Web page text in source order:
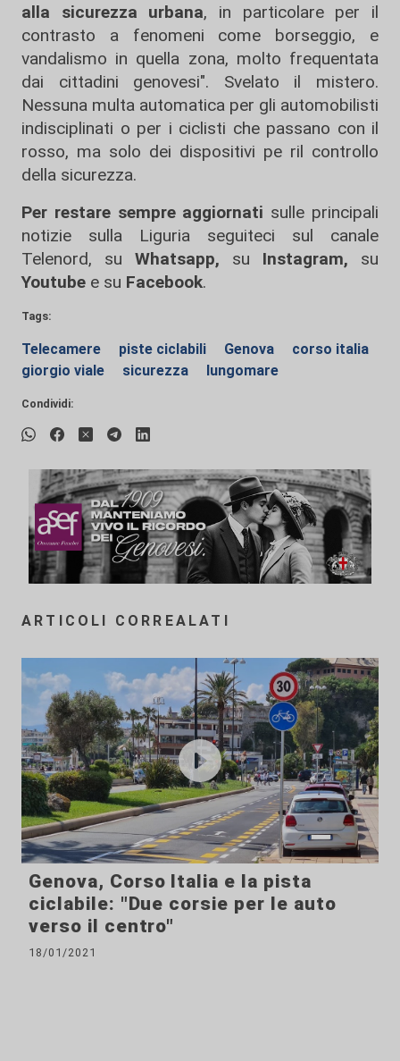
alla sicurezza urbana, in particolare per il
contrasto a fenomeni come borseggio, e
vandalismo in quella zona, molto frequentata
dai cittadini genovesi". Svelato il mistero.
Nessuna multa automatica per gli automobilisti
indisciplinati o per i ciclisti che passano con il
rosso, ma solo dei dispositivi pe ril controllo
della sicurezza.
Per restare sempre aggiornati sulle principali
notizie sulla Liguria seguiteci sul canale
Telenord, su
Whatsapp, su Instagram, su
Youtube e su Facebook.
Tags:
Telecamere piste ciclabili Genova
corso italia
giorgio viale
sicurezza lungomare
Condividi:
ARTICOLI CORREALATI
Genova, Corso Italia e la pista
ciclabile: "Due corsie per le auto
verso il centro"
18/01/2021